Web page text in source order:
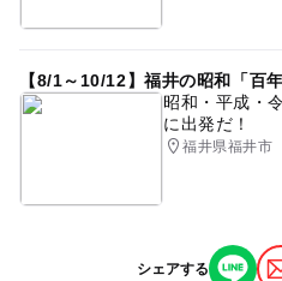
【8/1～10/12】福井の昭和「百
昭和・平成・
に出発だ！
福井県福井市
シェアする